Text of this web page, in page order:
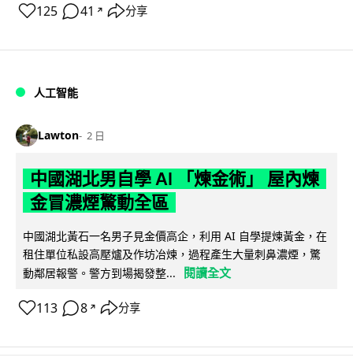
125 41 ↗ 分享
人工智能
Lawton 2 日
中國湖北男自學 AI 「煉金術」 屋內煉
金冒濃煙驚動全區
中國湖北黃石一名男子見金價高企，利用 AI 自學提煉黃金，在
租住單位私設高壓爐及作坊冶煉，過程產生大量刺鼻濃煙，驚
動鄰居報警。警方到場揭發整...
閱讀全文
113 8 ↗ 分享